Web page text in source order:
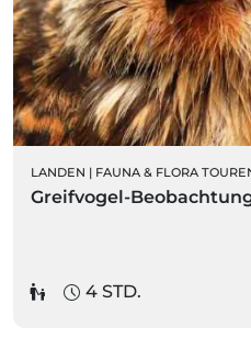
LANDEN | FAUNA & FLORA
Greifvogel-
4 STD.